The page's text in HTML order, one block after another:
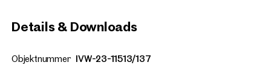
Details & Downloads
Objektnummer IVW-23-11513/137